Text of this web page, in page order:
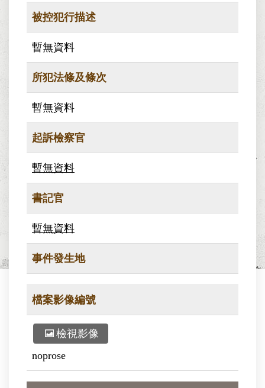
被控犯行描述
暫無資料
所犯法條及條次
暫無資料
起訴檢察官
暫無資料
書記官
暫無資料
事件發生地
檔案影像編號
檢視影像
noprose